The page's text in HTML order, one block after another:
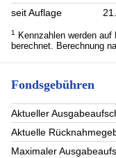
seit Auflage
1
Kennzahlen werden
berechnet. Berechnung
Fondsgebühren
Aktueller
Aktuelle
Maximaler